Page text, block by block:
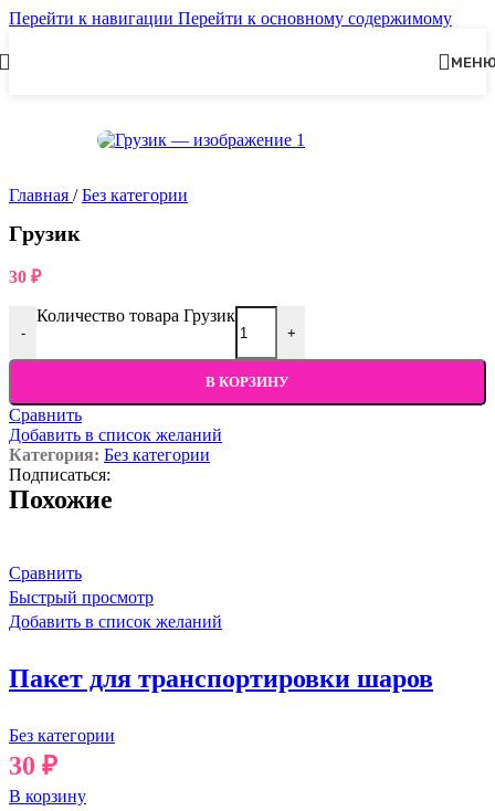
Перейти к навигации Перейти к основному содержимому
Главная / Без категории
Грузик
30 ₽
-
Количество товара Грузик
+
В КОРЗИНУ
Сравнить
Добавить в список желаний
Категория: Без категории
Подписаться:
Похожие
Сравнить
Быстрый просмотр
Добавить в список желаний
Пакет для транспортировки шаров
Без категории
30 ₽
В корзину